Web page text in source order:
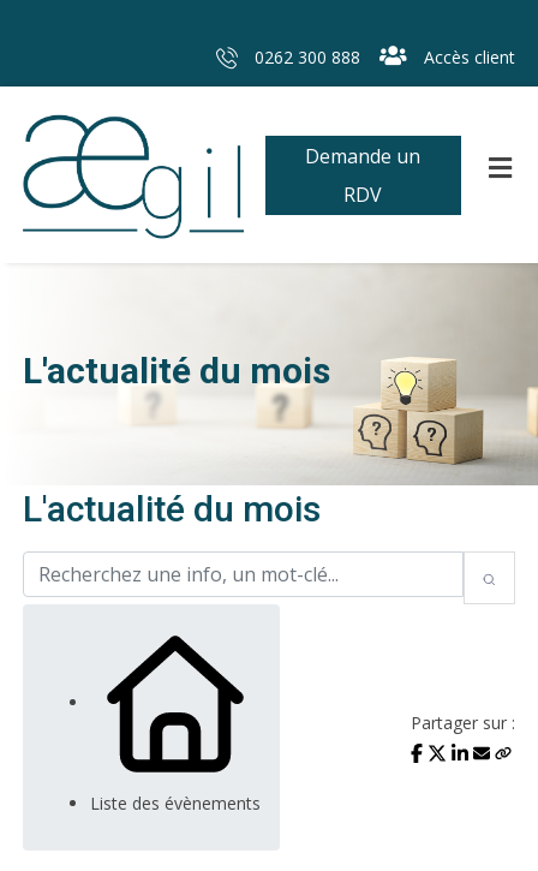
0262 300 888 Accès client
Demande un
RDV
L'actualité du mois
L'actualité du mois
Liste des évènements
Partager sur :